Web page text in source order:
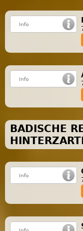
BADISCHE